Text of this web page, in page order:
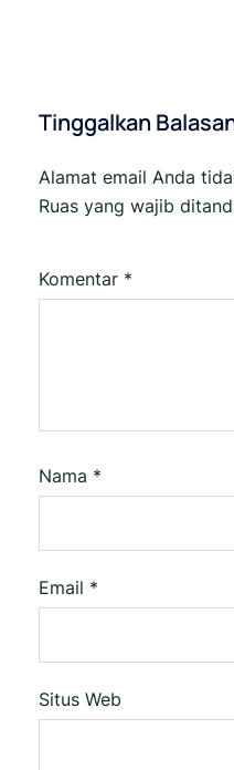
Tinggalkan
Alamat email Anda
Ruas yang wajib
Komentar *
Nama *
Email *
Situs Web